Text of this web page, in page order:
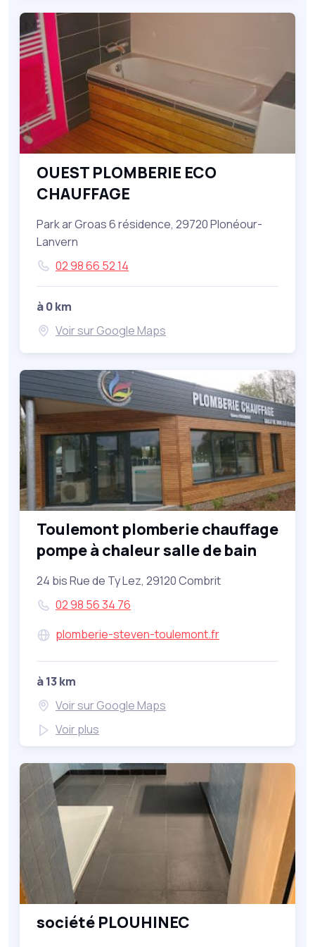
OUEST PLOMBERIE ECO
CHAUFFAGE
Park ar Groas 6 résidence, 29720 Plonéour-
Lanvern
02 98 66 52 14
à 0 km
Voir sur Google Maps
Toulemont plomberie chauffage
pompe à chaleur salle de bain
24 bis Rue de Ty Lez, 29120 Combrit
02 98 56 34 76
plomberie-steven-toulemont.fr
à 13 km
Voir sur Google Maps
Voir plus
société PLOUHINEC